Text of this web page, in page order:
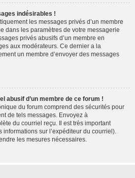
indésirables !
les messages privés d’un membre
dans les paramètres de votre messagerie
privés abusifs d’un membre en
aux modérateurs. Ce dernier a la
un membre d’envoyer des messages
abusif d’un membre de ce forum !
du forum comprend des sécurités pour
de tels messages. Envoyez à
du courriel reçu. Il est très important
informations sur l’expéditeur du courriel).
les mesures nécessaires.